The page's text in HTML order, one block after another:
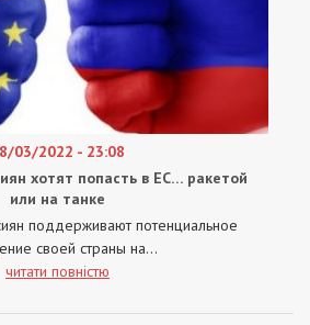
03/2022 - 23:08
хотят попасть в ЕС… ракетой
или на танке
поддерживают потенциальное
своей страны на...
читати повністю